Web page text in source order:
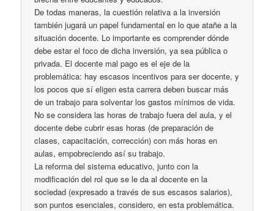
De todas maneras, la cuestión relativa a la inversión
también jugará un papel fundamental en lo que atañe a la
situación docente. Lo importante es comprender dónde
debe estar el foco de dicha inversión, ya sea pública o
privada. El docente mal pago es el eje de la
problemática: hay escasos incentivos para ser docente, y
los pocos que sí eligen esta carrera deben buscar más
de un trabajo para solventar los gastos mínimos de vida.
No se considera las horas de trabajo fuera del aula, y el
docente debe cubrir esas horas (de preparación de
clases, capacitación, corrección) con más horas en
aulas, empobreciendo así su trabajo.
La reforma del sistema educativo, junto con la
modificación del rol que se le da al docente en la
sociedad (expresado a través de sus escasos salarios),
son puntos esenciales, considero, en esta problemática.